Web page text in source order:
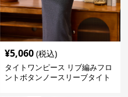
¥5,060 (税込)
タイトワンピース リブ編みフロ
ントボタンノースリーブタイト